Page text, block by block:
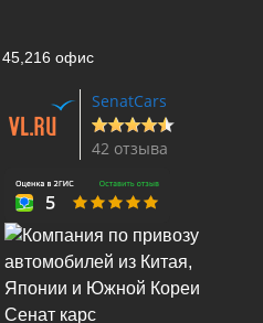
45,216 офис
SenatCars
42 отзыва